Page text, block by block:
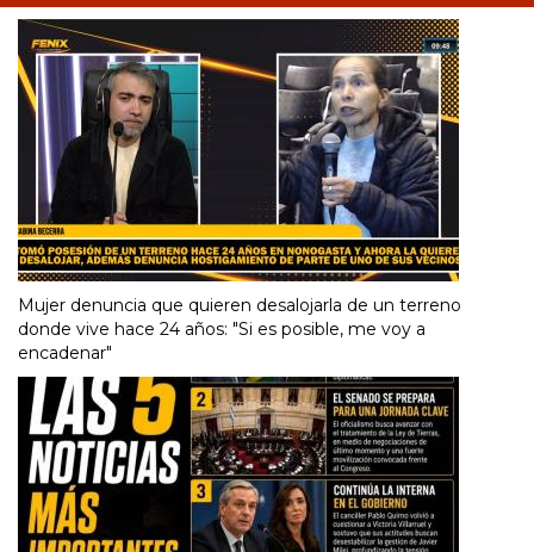
Mujer denuncia que quieren desalojarla de un terreno
donde vive hace 24 años: "Si es posible, me voy a
encadenar"